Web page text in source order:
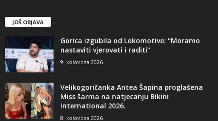
JOŠ OBJAVA
Gorica izgubila od Lokomotive: “Moramo
nastaviti vjerovati i raditi”
9. kolovoza 2026
Velikogoričanka Antea Šapina proglašena
Miss šarma na natjecanju Bikini
International 2026.
8. kolovoza 2026